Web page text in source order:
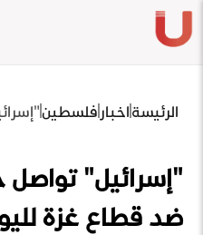
الرئيسةاخبار فلسطين
"إسرائيل" تواصل
ضد قطاع غزة لليوم الـ